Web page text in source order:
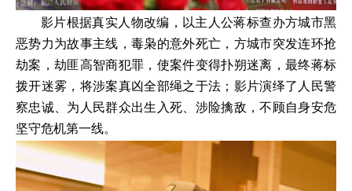
影片根据真实人物改编，以主人公蒋标查办方城市黑
恶势力为故事主线，毒枭的意外死亡，方城市突发连环抢
劫案，劫匪高智商犯罪，使案件变得扑朔迷离，最终蒋标
拨开迷雾，将涉案真凶全部绳之于法；影片演绎了人民警
察忠诚、为人民群众出生入死、涉险擒敌，不顾自身安危
坚守危机第一线。